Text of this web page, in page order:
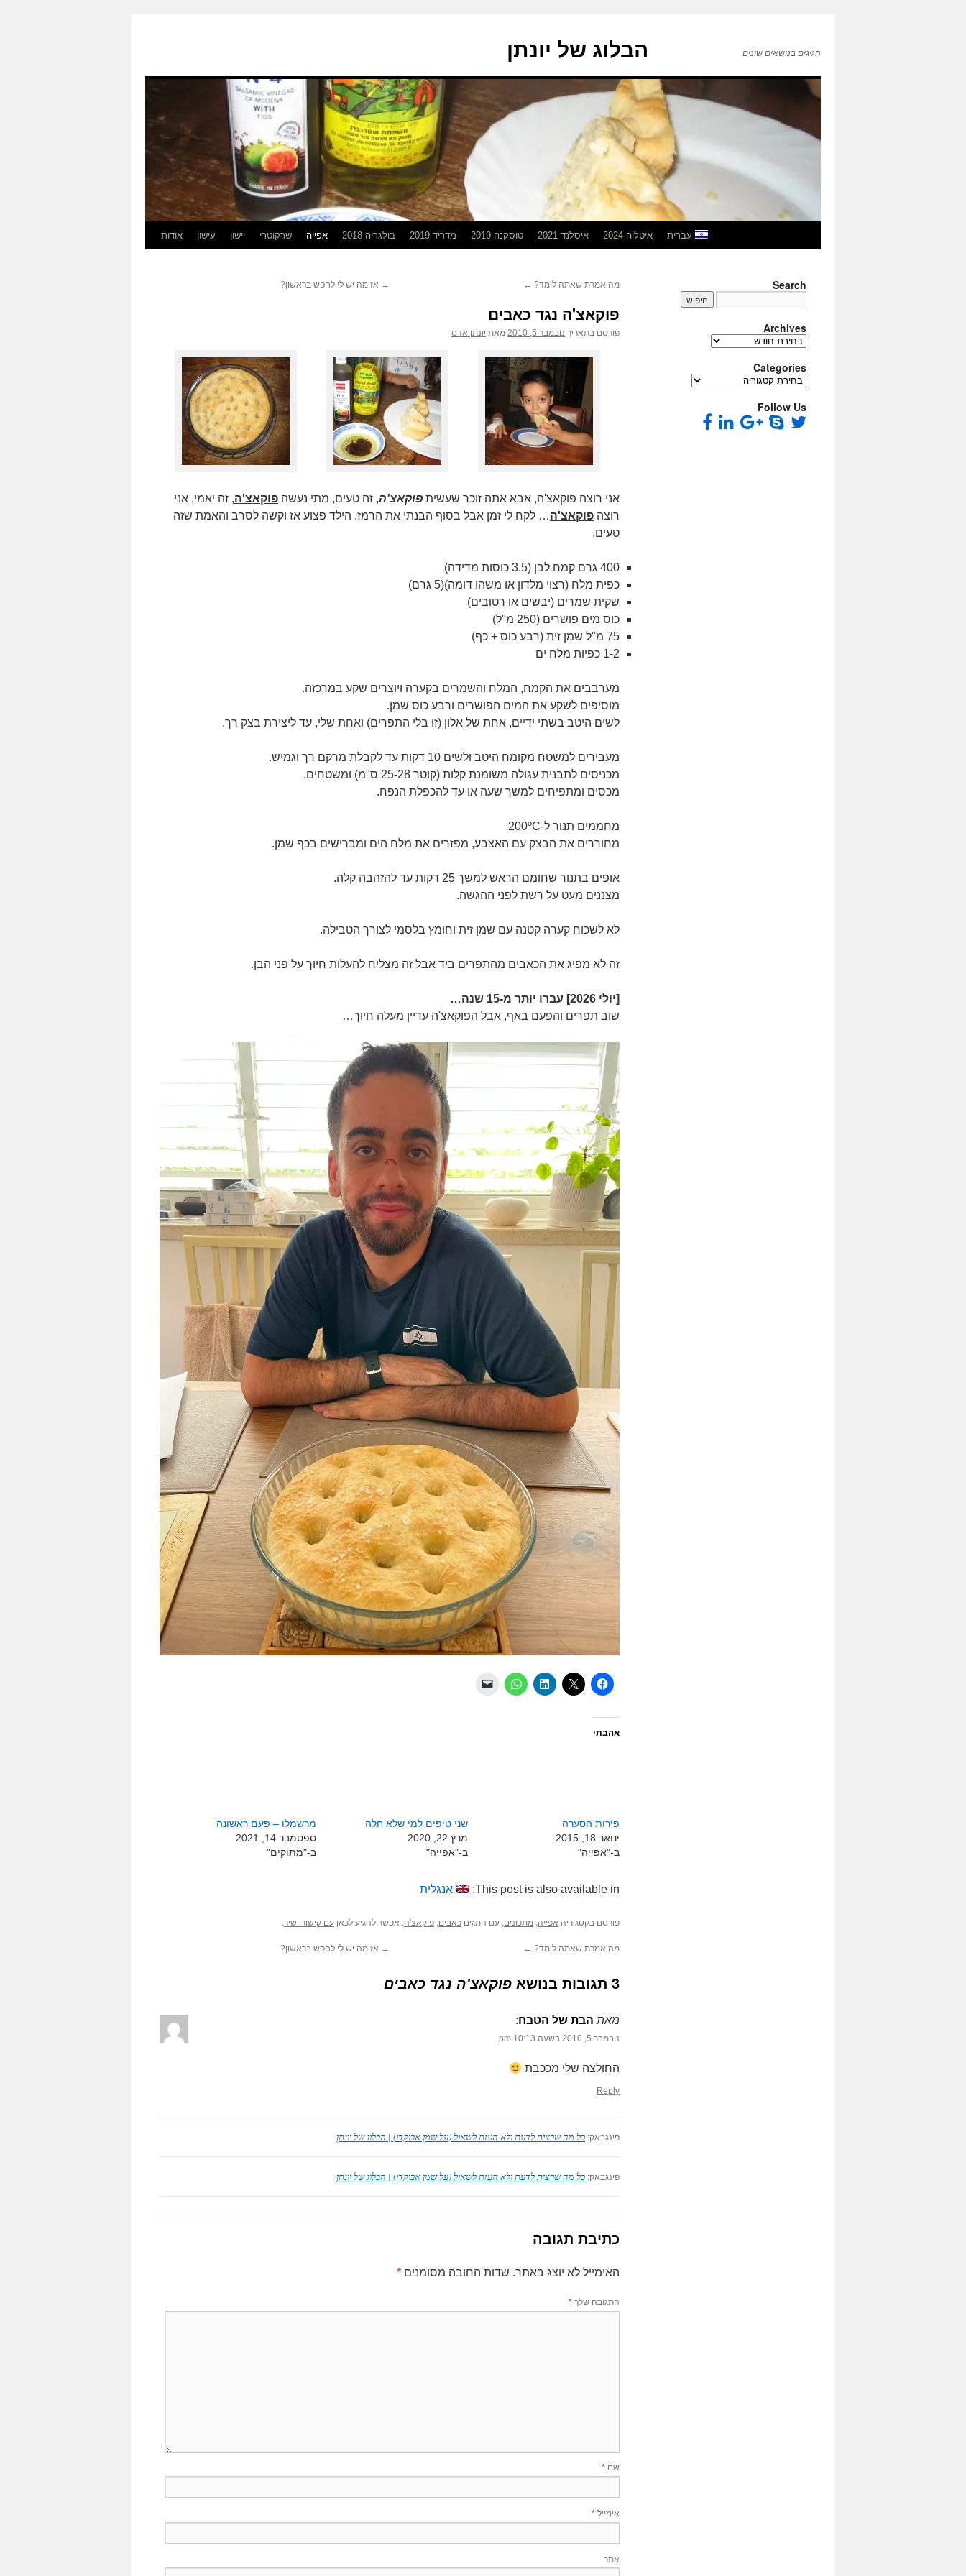
הבלוג של יונתן הגיגים בנושאים שונים
אודות עישון יישון שרקוטרי אפייה בולגריה 2018 מדריד 2019 טוסקנה 2019 איסלנד 2021 איטליה 2024 עברית
→ אז מה יש לי לחפש בראשון? מה אמרת שאתה לומד? ←
פוקאצ'ה נגד כאבים
פורסם בתאריך נובמבר 5, 2010 מאת יונתן אדס
אני רוצה פוקאצ'ה, אבא אתה זוכר שעשית פוקאצ'ה, זה טעים, מתי נעשה פוקאצ'ה, זה יאמי, אני
רוצה פוקאצ'ה… לקח לי זמן אבל בסוף הבנתי את הרמז. הילד פצוע אז וקשה לסרב והאמת שזה
טעים.
400 גרם קמח לבן (3.5 כוסות מדידה)
כפית מלח (רצוי מלדון או משהו דומה)(5 גרם)
שקית שמרים (יבשים או רטובים)
כוס מים פושרים (250 מ"ל)
75 מ"ל שמן זית (רבע כוס + כף)
1-2 כפיות מלח ים
מערבבים את הקמח, המלח והשמרים בקערה ויוצרים שקע במרכזה.
מוסיפים לשקע את המים הפושרים ורבע כוס שמן.
לשים היטב בשתי ידיים, אחת של אלון (זו בלי התפרים) ואחת שלי, עד ליצירת בצק רך.
מעבירים למשטח מקומח היטב ולשים 10 דקות עד לקבלת מרקם רך וגמיש.
מכניסים לתבנית עגולה משומנת קלות (קוטר 25-28 ס"מ) ומשטחים.
מכסים ומתפיחים למשך שעה או עד להכפלת הנפח.
מחממים תנור ל-200ºC
מחוררים את הבצק עם האצבע, מפזרים את מלח הים ומברישים בכף שמן.
אופים בתנור שחומם הראש למשך 25 דקות עד להזהבה קלה.
מצננים מעט על רשת לפני ההגשה.
לא לשכוח קערה קטנה עם שמן זית וחומץ בלסמי לצורך הטבילה.
זה לא מפיג את הכאבים מהתפרים ביד אבל זה מצליח להעלות חיוך על פני הבן.
[יולי 2026]
עברו יותר מ-15 שנה…
שוב תפרים והפעם באף, אבל הפוקאצ'ה עדיין מעלה חיוך…
אהבתי
פירות הסערה
ינואר 18, 2015
ב-"אפייה"
שני טיפים למי שלא חלה
מרץ 22, 2020
ב-"אפייה"
מרשמלו – פעם ראשונה
ספטמבר 14, 2021
ב-"מתוקים"
This post is also available in: אנגלית
פורסם בקטגוריה אפייה, מתכונים, עם התגים כאבים, פוקאצ'ה. אפשר להגיע לכאן עם קישור ישיר.
→ אז מה יש לי לחפש בראשון? מה אמרת שאתה לומד? ←
3 תגובות בנושא פוקאצ'ה נגד כאבים
מאת הבת של הטבח‏:
נובמבר 5, 2010 בשעה 10:13 pm
החולצה שלי מככבת
Reply
פינגבאק: כל מה שרצית לדעת ולא העזת לשאול (על שמן אבוקדו) | הבלוג של יונתן
פינגבאק: כל מה שרצית לדעת ולא העזת לשאול (על שמן אבוקדו) | הבלוג של יונתן
כתיבת תגובה
האימייל לא יוצג באתר. שדות החובה מסומנים *
התגובה שלך *
שם *
אימייל *
אתר
Search
Archives
Archives
Categories
Categories
Follow Us